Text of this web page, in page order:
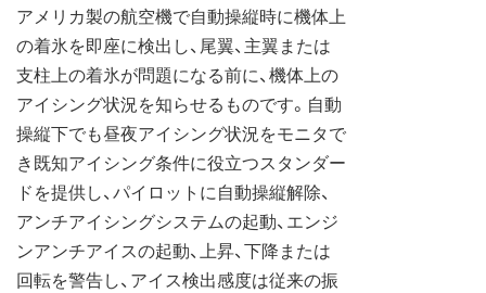
アメリカ製の航空機で自動操縦時に機体上
の着氷を即座に検出し、尾翼、主翼または
支柱上の着氷が問題になる前に、機体上の
アイシング状況を知らせるものです。自動
操縦下でも昼夜アイシング状況をモニタで
き既知アイシング条件に役立つスタンダー
ドを提供し、パイロットに自動操縦解除、
アンチアイシングシステムの起動、エンジ
ンアンチアイスの起動、上昇、下降または
回転を警告し、アイス検出感度は従来の振